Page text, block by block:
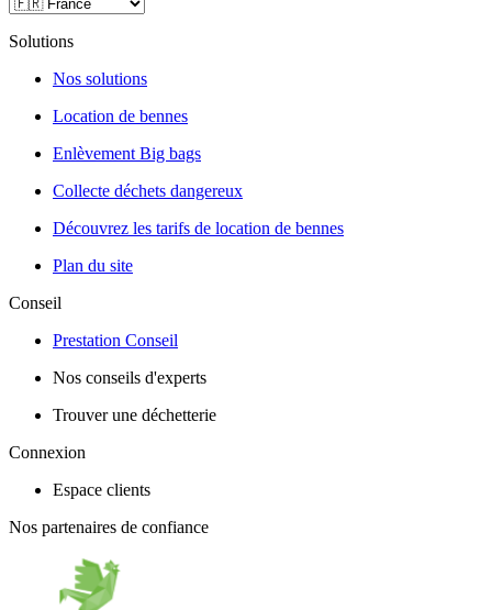
Solutions
Nos solutions
Location de bennes
Enlèvement Big bags
Collecte déchets dangereux
Découvrez les tarifs de location de bennes
Plan du site
Conseil
Prestation Conseil
Nos conseils d'experts
Trouver une déchetterie
Connexion
Espace clients
Nos partenaires de confiance